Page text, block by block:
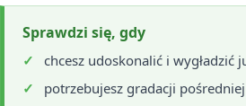
Sprawdzi się, gdy
chcesz udoskonalić i wygładzić
potrzebujesz gradacji